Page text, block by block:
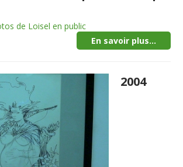
de Loisel en public
En savoir plus...
2004